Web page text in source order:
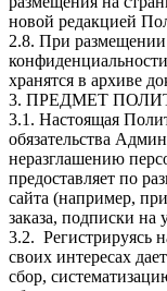
новой редакцией
2.8. При
хранятся в архиве
3. ПРЕДМЕТ
3.1. Настоящая
обязательства
неразглашению
предоставляет по
сайта (например,
заказа, подписки на
3.2. Регистрируясь
своих интересах
сбор,